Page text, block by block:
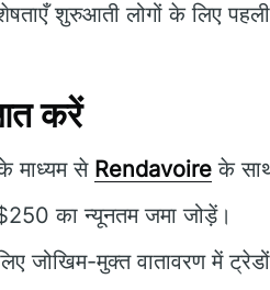
शुरुआती लोगों के लिए पहली
करें
माध्यम से Rendavoire के
का न्यूनतम जमा जोड़ें।
जोखिम-मुक्त वातावरण में